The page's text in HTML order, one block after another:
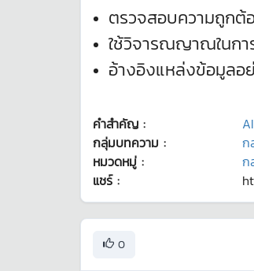
ตรวจสอบความถูกต้
ใช้วิจารณญาณในกา
อ้างอิงแหล่งข้อมูลอ
คำสำคัญ : AI
กลุ่มบทความ :
ก
หมวดหมู่ :
ก
แชร์ :
0